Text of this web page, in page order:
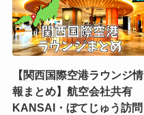
【関西国際空港ラウンジ情
報まとめ】航空会社共有
KANSAI・ぼてじゅう訪問